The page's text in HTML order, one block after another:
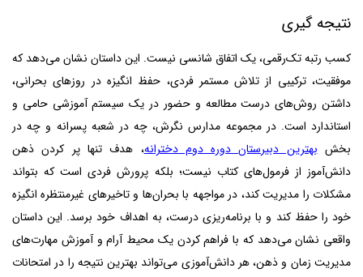
نتیجه‌ گیری
کسب رتبه تک‌رقمی، یک اتفاق شانسی نیست. این داستان نشان می‌دهد که
موفقیت، ترکیبی از تلاش مستمر فردی، حفظ انگیزه در روزهای بحرانی،
داشتن روش‌های درست مطالعه و حضور در یک سیستم آموزشی حامی و
استاندارد است. در مجموعه مدارس نگرش، چه در شعبه پسرانه و چه در
بخشبهترین دبیرستان دوره دوم دخترانه، هدف تنها پر کردن ذهن
دانش‌آموز از فرمول‌های کتاب نیست؛ بلکه پرورش فردی است که بتواند
مشکلات را مدیریت کند، در مواجهه با بحران‌ها و تاخیرهای غیرمنتظره انگیزه
خود را حفظ کند و با برنامه‌ریزی درست، به اهداف خود برسد. این داستان
واقعی نشان می‌دهد که با فراهم کردن یک محیط آرام و آموزش مهارت‌های
مدیریت زمان و ذهن، هر دانش‌آموزی می‌تواند بهترین نتیجه را در امتحانات